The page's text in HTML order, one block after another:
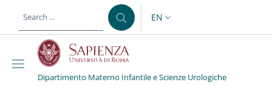
LANGUAGE SWITCHER:
EN
Dipartimento Materno Infantile e Scienze Urologiche